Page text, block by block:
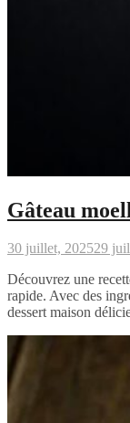
Gâteau
30 juillet, 202529
Découvrez une
rapide. Avec des
dessert maison